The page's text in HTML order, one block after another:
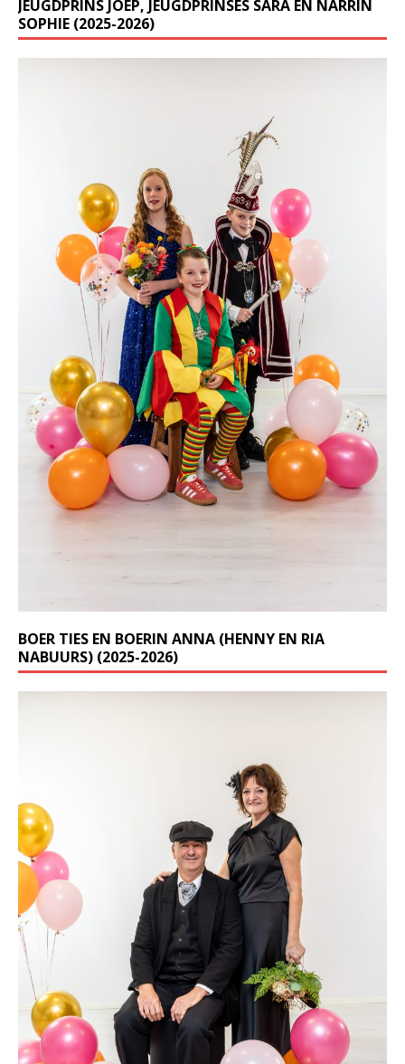
JEUGDPRINS JOEP, JEUGDPRINSES SARA EN NARRIN
SOPHIE (2025-2026)
BOER TIES EN BOERIN ANNA (HENNY EN RIA
NABUURS) (2025-2026)